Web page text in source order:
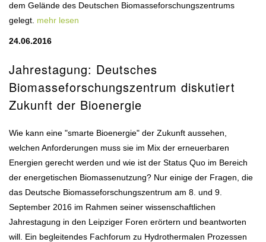
dem Gelände des Deutschen Biomasseforschungszentrums
gelegt. mehr lesen
24.06.2016
Jahrestagung: Deutsches
Biomasseforschungszentrum diskutiert
Zukunft der Bioenergie
Wie kann eine "smarte Bioenergie" der Zukunft aussehen,
welchen Anforderungen muss sie im Mix der erneuerbaren
Energien gerecht werden und wie ist der Status Quo im Bereich
der energetischen Biomassenutzung? Nur einige der Fragen, die
das Deutsche Biomasseforschungszentrum am 8. und 9.
September 2016 im Rahmen seiner wissenschaftlichen
Jahrestagung in den Leipziger Foren erörtern und beantworten
will. Ein begleitendes Fachforum zu Hydrothermalen Prozessen